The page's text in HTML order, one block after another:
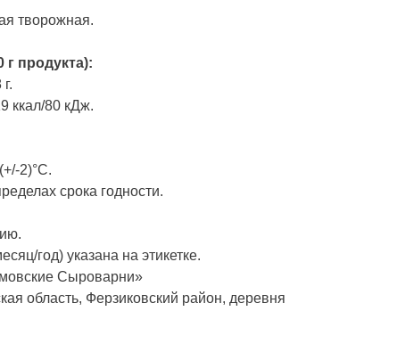
творожная.
г продукта):
ккал/80 кДж.
2)°С.
срока годности.
год) указана на этикетке.
Сыроварни»
область, Ферзиковский район, деревня